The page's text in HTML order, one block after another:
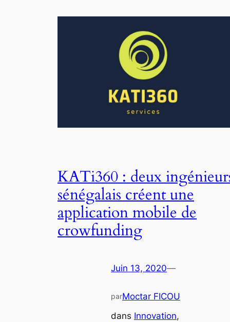
KATi360 : deux
sénégalais créent une
application mobile de
crowfunding
Juin 13, 2020—
parMoctar FICOU
dans Innovation